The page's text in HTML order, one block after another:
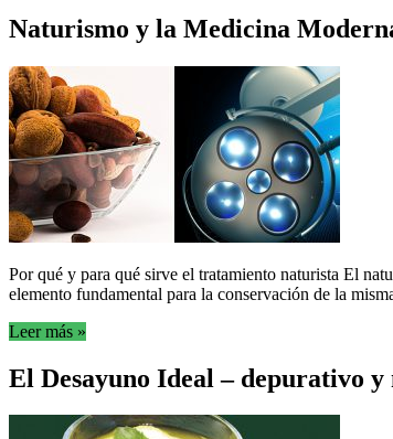
Naturismo y la Medicina
Por qué y para qué sirve el tratamiento naturista El
elemento fundamental para la conservación de la
Leer más »
El Desayuno Ideal – depurativo